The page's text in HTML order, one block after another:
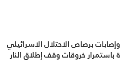
برصاص الاحتلال الاسرائيلي
خروقات وقف إطلاق النار